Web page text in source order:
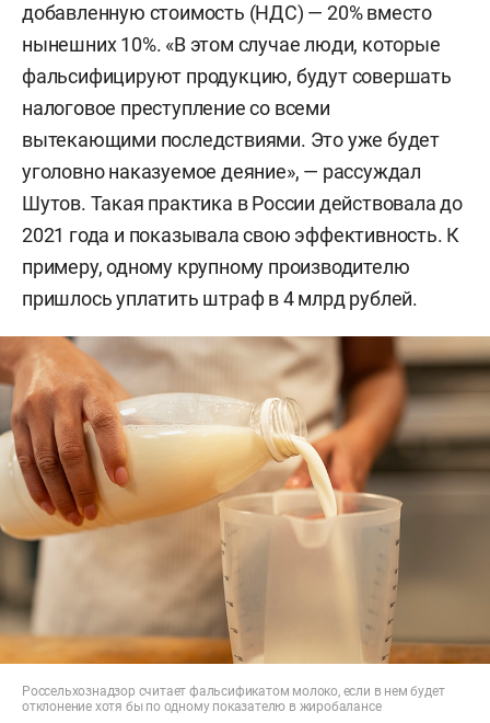
добавленную стоимость (НДС) — 20% вместо
нынешних 10%. «В этом случае люди, которые
фальсифицируют продукцию, будут совершать
налоговое преступление со всеми
вытекающими последствиями. Это уже будет
уголовно наказуемое деяние», — рассуждал
Шутов. Такая практика в России действовала до
2021 года и показывала свою эффективность. К
примеру, одному крупному производителю
пришлось уплатить штраф в 4 млрд рублей.
Россельхознадзор считает фальсификатом молоко, если в нем будет
отклонение хотя бы по одному показателю в жиробалансе